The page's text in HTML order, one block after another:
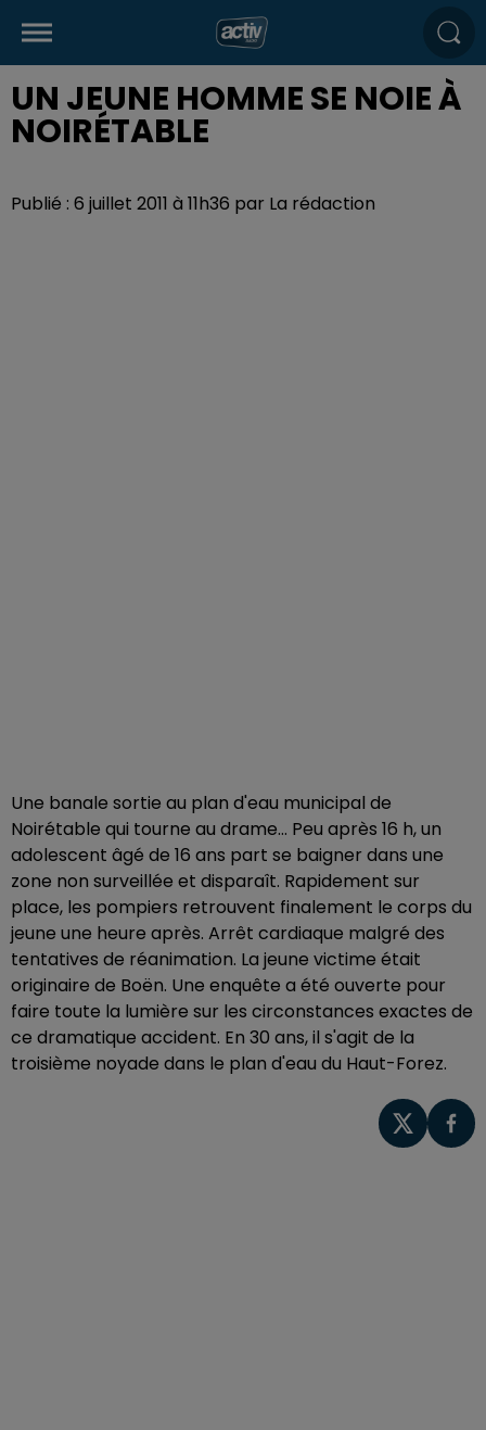
UN JEUNE HOMME SE NOIE À
NOIRÉTABLE
Publié : 6 juillet 2011 à 11h36 par La rédaction
Une banale sortie au plan d'eau municipal de
Noirétable qui tourne au drame… Peu après 16 h, un
adolescent âgé de 16 ans part se baigner dans une
zone non surveillée et disparaît. Rapidement sur
place, les pompiers retrouvent finalement le corps du
jeune une heure après. Arrêt cardiaque malgré des
tentatives de réanimation. La jeune victime était
originaire de Boën. Une enquête a été ouverte pour
faire toute la lumière sur les circonstances exactes de
ce dramatique accident. En 30 ans, il s'agit de la
troisième noyade dans le plan d'eau du Haut-Forez.